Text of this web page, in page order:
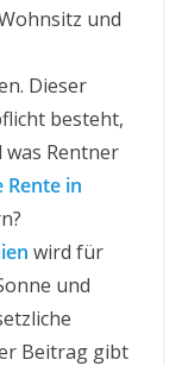
und
Dieser
besteht,
was Rentner
Rente in
wird für
und
Beitrag gibt